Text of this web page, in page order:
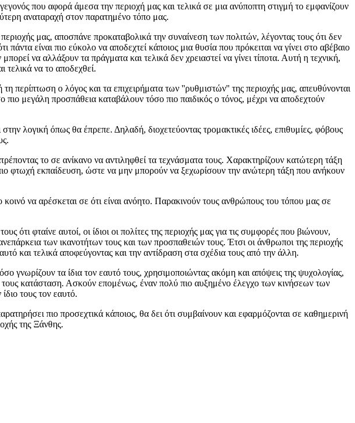
που αφορά άμεσα την περιοχή μας και τελικά σε μια ανύποπτη στιγμή το εμφανίζουν
αναταραχή στον παρατημένο τόπο μας.
μας, αποσπάνε προκαταβολικά την συναίνεση των πολιτών, λέγοντας τους ότι δεν
είναι πιο εύκολο να αποδεχτεί κάποιος μια θυσία που πρόκειται να γίνει στο αβέβαιο
να αλλάξουν τα πράγματα και τελικά δεν χρειαστεί να γίνει τίποτα. Αυτή η τεχνική,
τελικά να το αποδεχθεί.
ο λόγος και τα επιχειρήματα των ''ρυθμιστών'' της περιοχής μας, απευθύνονται
πιο μεγάλη προσπάθεια καταβάλουν τόσο πιο παιδικός ο τόνος, μέχρι να αποδεχτούν
όπως θα έπρεπε. Δηλαδή, διοχετεύοντας τρομακτικές ιδέες, επιθυμίες, φόβους
το σε ανίκανο να αντιληφθεί τα τεχνάσματα τους. Χαρακτηρίζουν κατώτερη τάξη
φτωχή εκπαίδευση, ώστε να μην μπορούν να ξεχωρίσουν την ανώτερη τάξη που ανήκουν
να αρέσκεται σε ότι είναι ανόητο. Παρακινούν τους ανθρώπους του τόπου μας σε
φταίνε αυτοί, οι ίδιοι οι πολίτες της περιοχής μας για τις συμφορές που βιώνουν,
των ικανοτήτων τους και των προσπαθειών τους. Έτσι οι άνθρωποι της περιοχής
και τελικά αποφεύγοντας και την αντίδραση στα σχέδια τους από την άλλη.
τα ίδια τον εαυτό τους, χρησιμοποιώντας ακόμη και απόψεις της ψυχολογίας,
κατάσταση. Ασκούν επομένως, έναν πολύ πιο αυξημένο έλεγχο των κινήσεων των
τους τον εαυτό.
πιο προσεχτικά κάποιος, θα δει ότι συμβαίνουν και εφαρμόζονται σε καθημερινή
της Ξάνθης.